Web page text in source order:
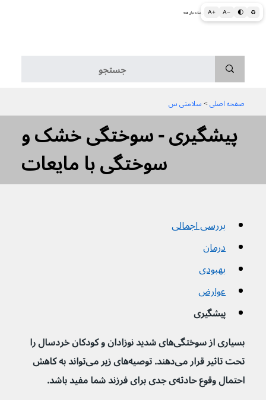
A+ A− 🌓 ♻ اطلاعات پزشکی و بهداشتی به زبان ساده برای همه
صفحه اصلی > سلامتی س
پیشگیری - سوختگی خشک و
سوختگی با مایعات
بررسی اجمالی
درمان
بهبودی
عوارض
پیشگیری
بسیاری از سوختگی‌های شدید نوزادان و کودکان خردسال را
تحت تاثیر قرار می‌دهند. توصیه‌های زیر می‌تواند به کاهش
احتمال وقوع حادثه‌ی جدی برای فرزند شما مفید باشد.